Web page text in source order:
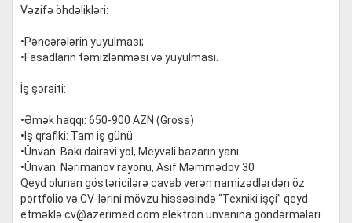
Vəzifə öhdəlikləri:
•Pəncərələrin yuyulması;
•Fasadların təmizlənməsi və yuyulması.
İş şəraiti:
•Əmək haqqı: 650-900 AZN (Gross)
•İş qrafiki: Tam iş günü
•Ünvan: Bakı dairəvi yol, Meyvəli bazarın yanı
•Ünvan: Nərimanov rayonu, Asif Məmmədov 30
Qeyd olunan göstəricilərə cavab verən namizədlərdən öz
portfolio və CV-lərini mövzu hissəsində “Texniki işçi” qeyd
etməklə cv@azerimed.com elektron ünvanına göndərmələri